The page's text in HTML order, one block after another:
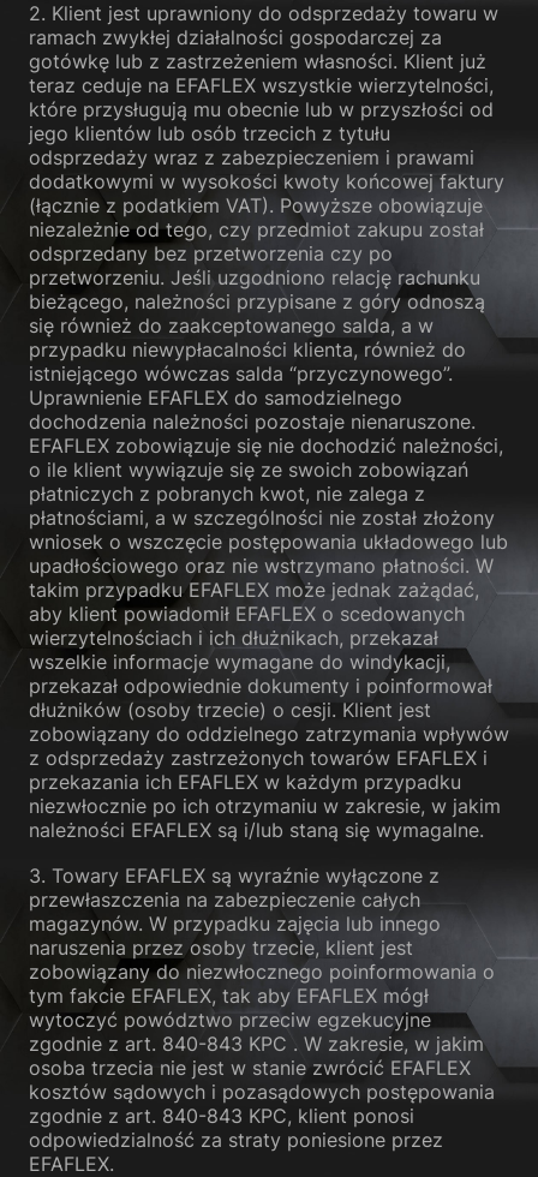
2. Klient jest uprawniony do odsprzedaży towaru w
ramach zwykłej działalności gospodarczej za
gotówkę lub z zastrzeżeniem własności. Klient już
teraz ceduje na EFAFLEX wszystkie wierzytelności,
które przysługują mu obecnie lub w przyszłości od
jego klientów lub osób trzecich z tytułu
odsprzedaży wraz z zabezpieczeniem i prawami
dodatkowymi w wysokości kwoty końcowej faktury
(łącznie z podatkiem VAT). Powyższe obowiązuje
niezależnie od tego, czy przedmiot zakupu został
odsprzedany bez przetworzenia czy po
przetworzeniu. Jeśli uzgodniono relację rachunku
bieżącego, należności przypisane z góry odnoszą
się również do zaakceptowanego salda, a w
przypadku niewypłacalności klienta, również do
istniejącego wówczas salda “przyczynowego”.
Uprawnienie EFAFLEX do samodzielnego
dochodzenia należności pozostaje nienaruszone.
EFAFLEX zobowiązuje się nie dochodzić należności,
o ile klient wywiązuje się ze swoich zobowiązań
płatniczych z pobranych kwot, nie zalega z
płatnościami, a w szczególności nie został złożony
wniosek o wszczęcie postępowania układowego lub
upadłościowego oraz nie wstrzymano płatności. W
takim przypadku EFAFLEX może jednak zażądać,
aby klient powiadomił EFAFLEX o scedowanych
wierzytelnościach i ich dłużnikach, przekazał
wszelkie informacje wymagane do windykacji,
przekazał odpowiednie dokumenty i poinformował
dłużników (osoby trzecie) o cesji. Klient jest
zobowiązany do oddzielnego zatrzymania wpływów
z odsprzedaży zastrzeżonych towarów EFAFLEX i
przekazania ich EFAFLEX w każdym przypadku
niezwłocznie po ich otrzymaniu w zakresie, w jakim
należności EFAFLEX są i/lub staną się wymagalne.
3. Towary EFAFLEX są wyraźnie wyłączone z
przewłaszczenia na zabezpieczenie całych
magazynów. W przypadku zajęcia lub innego
naruszenia przez osoby trzecie, klient jest
zobowiązany do niezwłocznego poinformowania o
tym fakcie EFAFLEX, tak aby EFAFLEX mógł
wytoczyć powództwo przeciw egzekucyjne
zgodnie z art. 840-843 KPC . W zakresie, w jakim
osoba trzecia nie jest w stanie zwrócić EFAFLEX
kosztów sądowych i pozasądowych postępowania
zgodnie z art. 840-843 KPC, klient ponosi
odpowiedzialność za straty poniesione przez
EFAFLEX.